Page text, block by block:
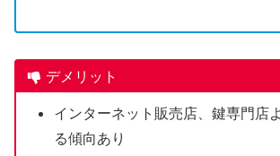
デメリット
インターネット販売店、鍵専門店
る傾向あり